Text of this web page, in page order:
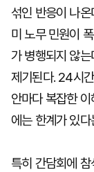
섞인 반응이 나온
미 노무 민원이
가 병행되지 않
제기된다. 24시
안마다 복잡한
에는 한계가 있다
특히 간담회에